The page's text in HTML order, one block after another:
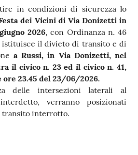
in condizioni di sicurezza lo
dei Vicini di Via Donizetti in
2026, con Ordinanza n. 46
il divieto di transito e di
a Russi, in Via Donizetti, nel
il civico n. 23 ed il civico n. 41,
ore 23.45 del 23/06/2026.
delle intersezioni laterali al
verranno posizionati
interrotto.